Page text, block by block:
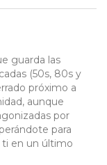
guarda las
(50s, 80s y
próximo a
aunque
por
para
ti en un último